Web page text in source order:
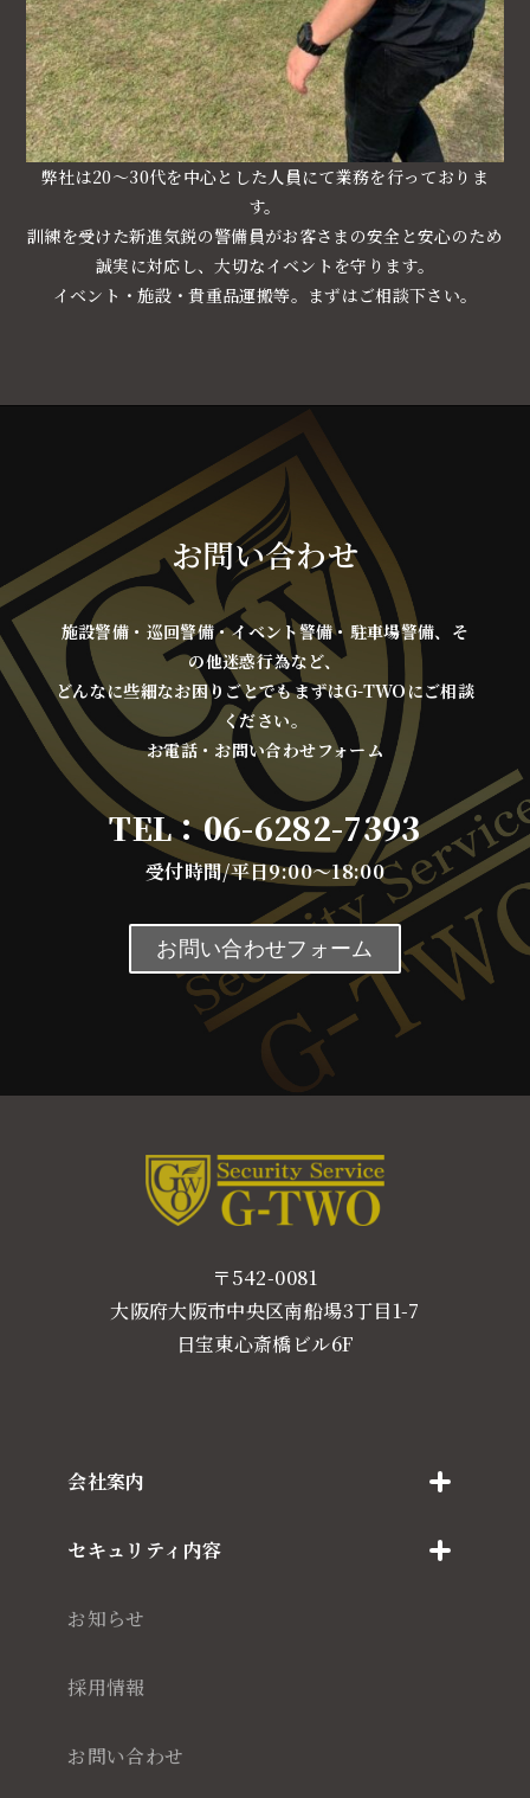
弊社は20～30代を中心とした人員にて業務を行っておりま
す。
訓練を受けた新進気鋭の警備員がお客さまの安全と安心のため
誠実に対応し、大切なイベントを守ります。
イベント・施設・貴重品運搬等。まずはご相談下さい。
お問い合わせ
施設警備・巡回警備・イベント警備・駐車場警備、そ
の他迷惑行為など、
どんなに些細なお困りごとでもまずはG-TWOにご相談
ください。
お電話・お問い合わせフォーム
TEL：06-6282-7393
受付時間/平日9:00～18:00
お問い合わせフォーム
〒542-0081
大阪府大阪市中央区南船場3丁目1-7
日宝東心斎橋ビル6F
会社案内
セキュリティ内容
お知らせ
採用情報
お問い合わせ